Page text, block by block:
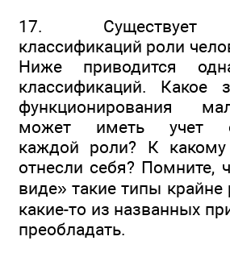
17. Существует
классификаций роли
Ниже приводится
классификаций. Какое
функционирования
может иметь учет
каждой роли? К
отнесли себя? Помните,
виде» такие типы крайне
какие-то из названных
преобладать.